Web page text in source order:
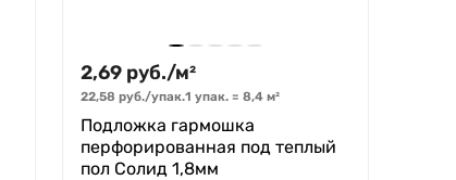
2,69 руб./м²
22,58 руб./упак.1 упак.= 8,4 м²
Подложка гармошка
перфорированная под теплый
пол Солид 1,8мм